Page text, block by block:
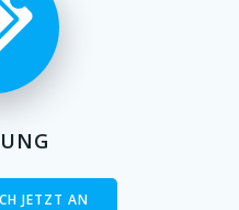
JETZT AN